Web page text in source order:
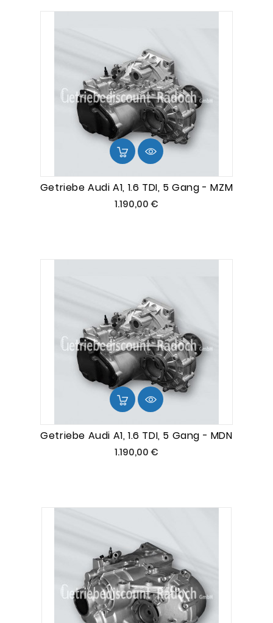
Getriebe Audi A1, 1.6 TDI, 5 Gang - MZM
1.190,00 €
Getriebe Audi A1, 1.6 TDI, 5 Gang - MDN
1.190,00 €